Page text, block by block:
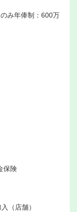
み年俸制：600万
保険
（店舗）